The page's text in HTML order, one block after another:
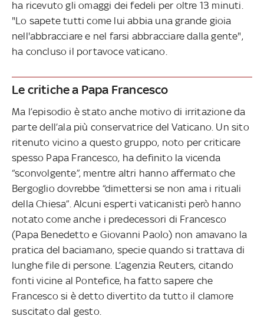
ha ricevuto gli omaggi dei fedeli per oltre 13 minuti.
"Lo sapete tutti come lui abbia una grande gioia
nell'abbracciare e nel farsi abbracciare dalla gente",
ha concluso il portavoce vaticano.
Le critiche a Papa Francesco
Ma l’episodio è stato anche motivo di irritazione da
parte dell’ala più conservatrice del Vaticano. Un sito
ritenuto vicino a questo gruppo, noto per criticare
spesso Papa Francesco, ha definito la vicenda
“sconvolgente”, mentre altri hanno affermato che
Bergoglio dovrebbe “dimettersi se non ama i rituali
della Chiesa”. Alcuni esperti vaticanisti però hanno
notato come anche i predecessori di Francesco
(Papa Benedetto e Giovanni Paolo) non amavano la
pratica del baciamano, specie quando si trattava di
lunghe file di persone. L’agenzia Reuters, citando
fonti vicine al Pontefice, ha fatto sapere che
Francesco si è detto divertito da tutto il clamore
suscitato dal gesto.